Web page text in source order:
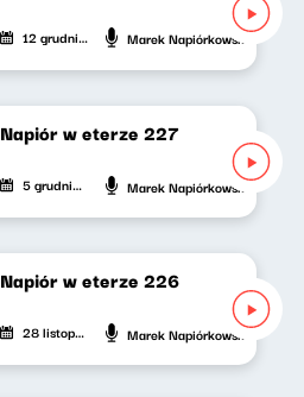
12 grudnia 2024 Marek Napiórkowski
Napiór w eterze 227
5 grudnia 2024 Marek Napiórkowski
Napiór w eterze 226
28 listopada 2024 Marek Napiórkowski